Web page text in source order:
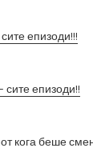
епизоди!!!
епизоди!!
кога беше